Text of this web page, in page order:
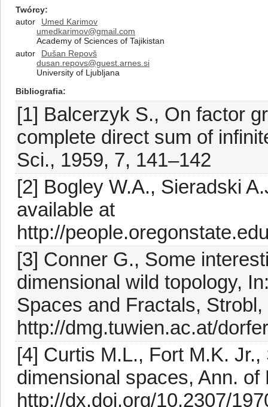
Twórcy
autor
Umed Karimov
umedkarimov@gmail.com
Academy of Sciences of Tajikistan
autor
Dušan Repovš
dusan.repovs@guest.arnes.si
University of Ljubljana
Bibliografia
[1] Balcerzyk S., On factor
complete direct sum of
Sci., 1959, 7, 141–142
[2] Bogley W.A., Sieradski
available at
http://
[3] Conner G., Some
dimensional wild topology,
Spaces and Fractals,
http://dmg.tuwien.ac.at/
[4] Curtis M.L., Fort M.K.
dimensional spaces, Ann.
http://dx.doi.org/10.2307/